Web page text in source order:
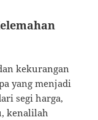
kekurangan
yang menjadi
segi harga,
kenalilah